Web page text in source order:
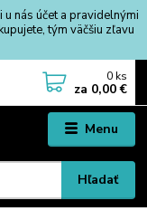
u nás účet a pravidelnými
tým väčšiu zľavu
Menu
Hľadať
0 ks
za 0,00 €